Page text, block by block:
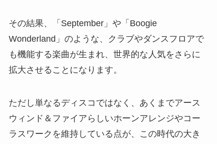
その結果、「September」や「Boogie
Wonderland」のような、クラブやダンスフロアで
も機能する楽曲が生まれ、世界的な人気をさらに
拡大させることになります。
ただし単なるディスコではなく、あくまでアース
ウィンド＆ファイアらしいホーンアレンジやコー
ラスワークを維持している点が、この時代の大き